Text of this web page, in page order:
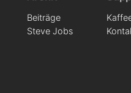
Beiträge
Steve Jobs